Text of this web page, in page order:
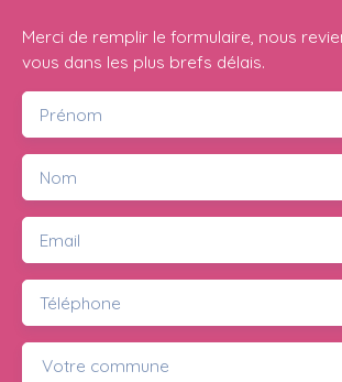
Merci de remplir le formulaire, nous
vous dans les plus brefs délais.
Prénom
Nom
Email
Téléphone
Votre commune